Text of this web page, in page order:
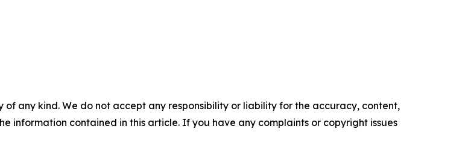
of any kind. We do not accept any responsibility or liability for the accuracy, content,
information contained in this article. If you have any complaints or copyright issues